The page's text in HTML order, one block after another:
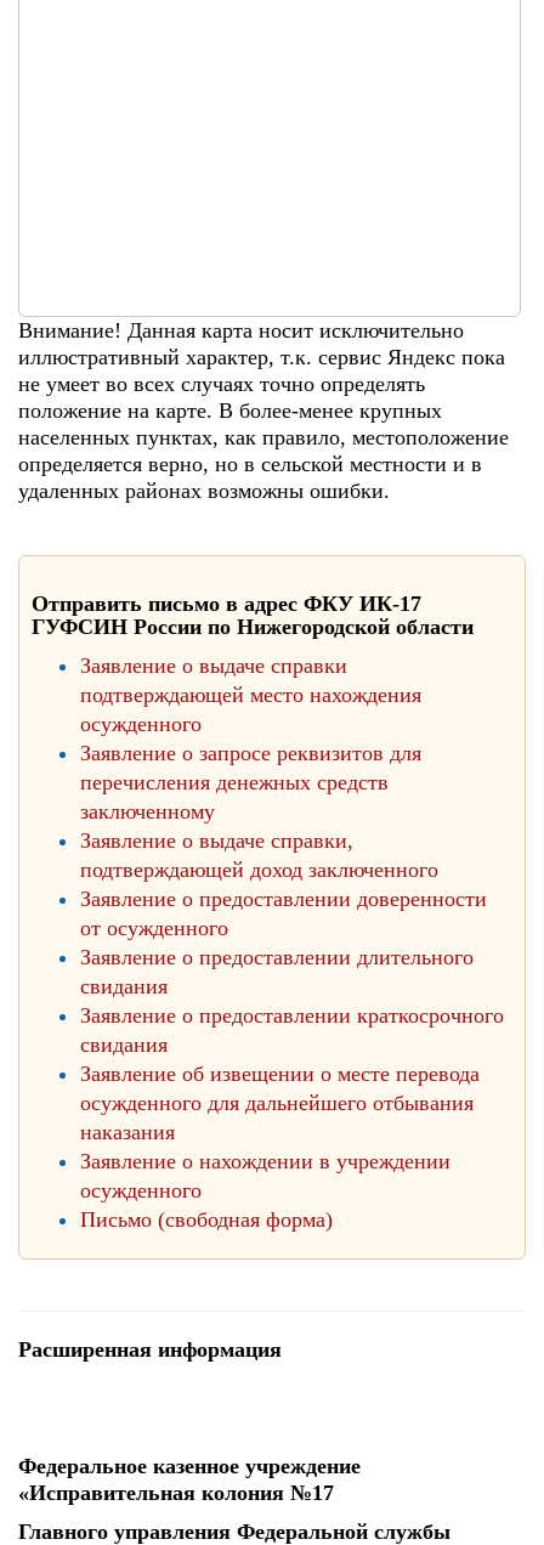
Внимание! Данная карта носит исключительно
иллюстративный характер, т.к. сервис Яндекс пока
не умеет во всех случаях точно определять
положение на карте. В более-менее крупных
населенных пунктах, как правило, местоположение
определяется верно, но в сельской местности и в
удаленных районах возможны ошибки.
Отправить письмо в адрес ФКУ ИК-17
ГУФСИН России по Нижегородской области
Заявление о выдаче справки
подтверждающей место нахождения
осужденного
Заявление о запросе реквизитов для
перечисления денежных средств
заключенному
Заявление о выдаче справки,
подтверждающей доход заключенного
Заявление о предоставлении доверенности
от осужденного
Заявление о предоставлении длительного
свидания
Заявление о предоставлении краткосрочного
свидания
Заявление об извещении о месте перевода
осужденного для дальнейшего отбывания
наказания
Заявление о нахождении в учреждении
осужденного
Письмо (свободная форма)
Расширенная информация
Федеральное казенное учреждение
«Исправительная колония №17
Главного управления Федеральной службы